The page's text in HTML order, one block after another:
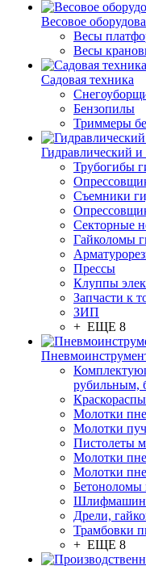
Весовое
Весы
Весы
Садовая техника
Бензопилы
Триммеры
Гидравлический и
Трубогибы
Съемники
Секторные
Гайколомы
Прессы
Клуппы
Запчасти к
ЗИП
+ ЕЩЕ 8
рубильным,
Молотки
Молотки
Пистолеты
Молотки
Молотки
Бетоноломы
Дрели,
Трамбовки
+ ЕЩЕ 8